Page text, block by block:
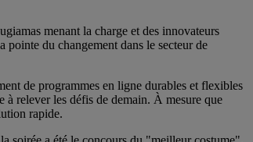
menant la charge et des innovateurs
du changement dans le secteur de
de programmes en ligne durables et flexibles
relever les défis de demain. À mesure que
rapide.